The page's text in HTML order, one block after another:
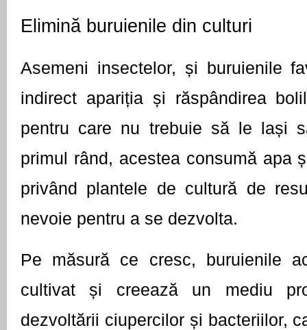
Elimină buruienile din culturi
Asemeni insectelor, și buruienile
indirect apariția și răspândirea
pentru care nu trebuie să le lași
primul rând, acestea consumă apa
privând plantele de cultură de
nevoie pentru a se dezvolta.
Pe măsură ce cresc, buruienile
cultivat și creează un mediu
dezvoltării ciupercilor și bacteriilor,